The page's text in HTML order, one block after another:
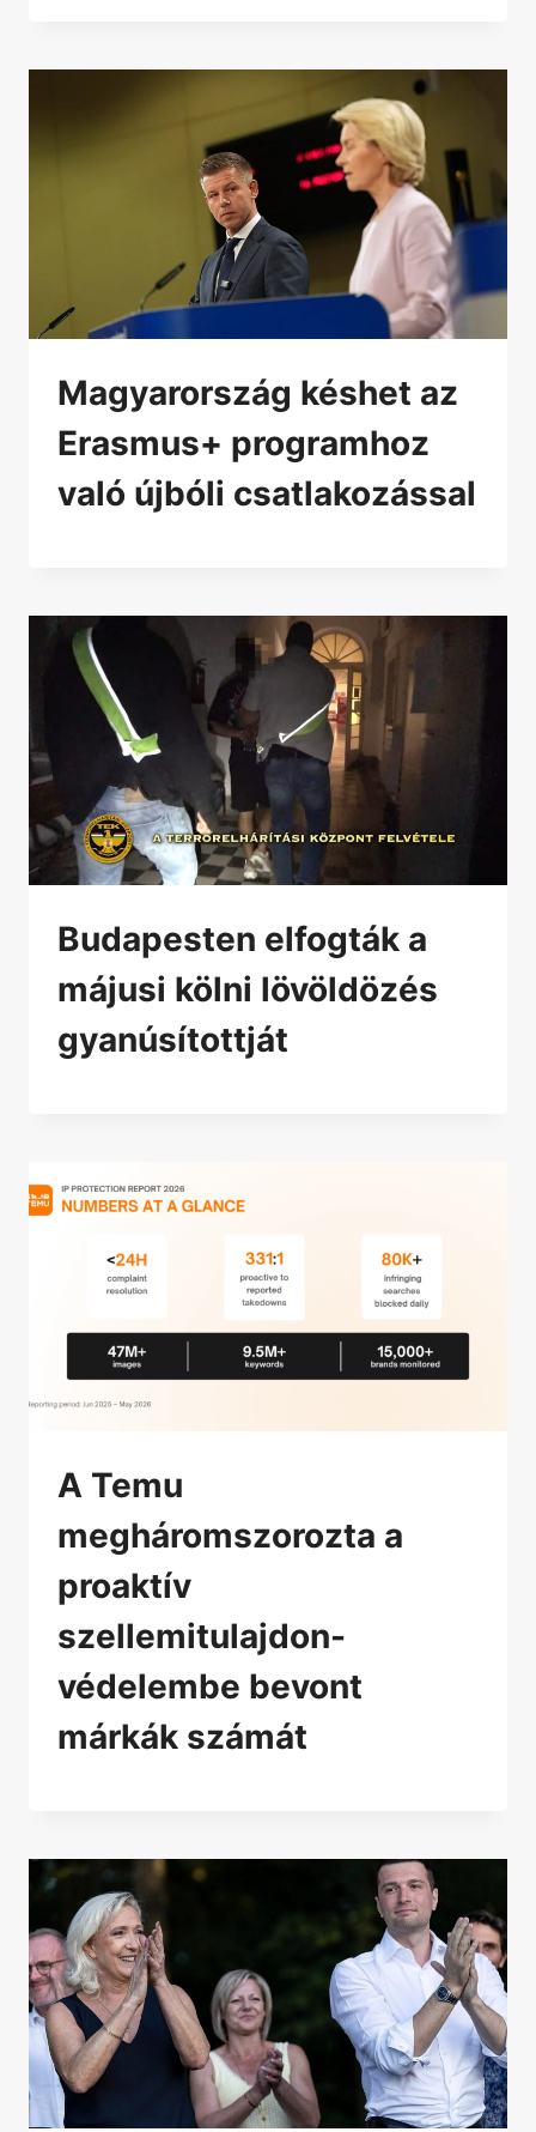
Magyarország késhet az
Erasmus+ programhoz
való újbóli csatlakozással
Budapesten elfogták a
májusi kölni lövöldözés
gyanúsítottját
A Temu
megháromszorozta a
proaktív
szellemitulajdon-
védelembe bevont
márkák számát